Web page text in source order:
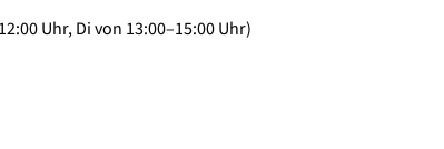
Uhr, Di von 13:00–15:00 Uhr)